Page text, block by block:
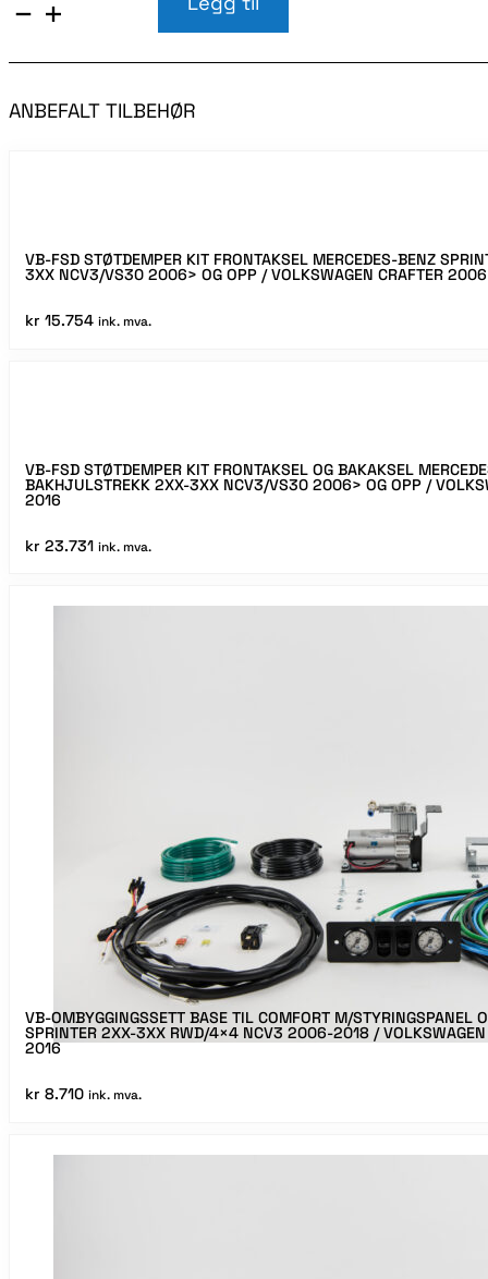
COMFORT
HJELPELUFTFJÆRING
M/STYRINGSPANEL
KOMPRESSOR
MERCEDES-
2006-
2018
VOLKSWAGEN
CRAFTER
ANBEFALT TILBEHØR
VB-FSD STØTDEMPER KIT FRONTAKSEL MERCEDES-BENZ
3XX NCV3/VS30 2006> OG OPP / VOLKSWAGEN CRAFTER
kr 15.754 ink. mva.
VB-FSD STØTDEMPER KIT FRONTAKSEL OG BAKAKSEL
BAKHJULSTREKK 2XX-3XX NCV3/VS30 2006> OG OPP /
2016
kr 23.731 ink. mva.
VB-OMBYGGINGSSETT BASE TIL COMFORT M/STYRINGSPANEL
SPRINTER 2XX-3XX RWD/4×4 NCV3 2006-2018 /
2016
kr 8.710 ink. mva.